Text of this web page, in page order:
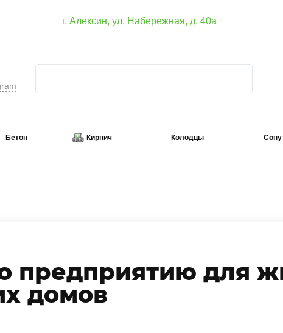
г. Алексин, ул. Набережная, д. 40а
Бетон Кирпич Колодцы
предприятию для
домов